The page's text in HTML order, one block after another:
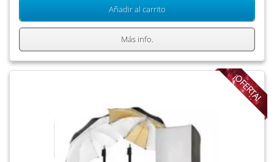
Añadir al carrito
Más info.
¡OFERTA!